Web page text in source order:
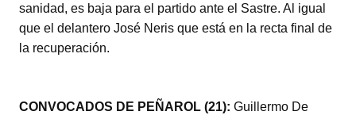
sanidad, es baja para el partido ante el Sastre. Al igual
que el delantero José Neris que está en la recta final de
la recuperación.
CONVOCADOS DE PEÑAROL (21): Guillermo De